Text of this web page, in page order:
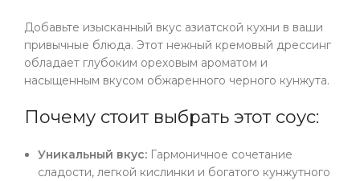
Добавьте изысканный вкус азиатской кухни в ваши
привычные блюда. Этот нежный кремовый дрессинг
обладает глубоким ореховым ароматом и
насыщенным вкусом обжаренного черного кунжута.
Почему стоит выбрать этот соус:
Уникальный вкус: Гармоничное сочетание
сладости, легкой кислинки и богатого кунжутного